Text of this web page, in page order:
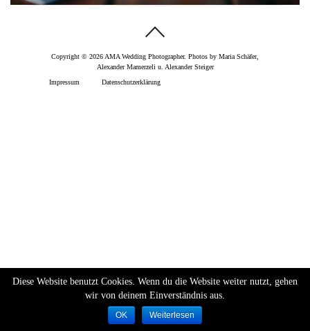
Copyright © 2026 AMA Wedding Photographer. Photos by Maria Schäfer,
Alexander Mamerzeli u. Alexander Steiger
Impressum
Datenschutzerklärung
Diese Website benutzt Cookies. Wenn du die Website weiter nutzt, gehen
wir von deinem Einverständnis aus.
OK Weiterlesen